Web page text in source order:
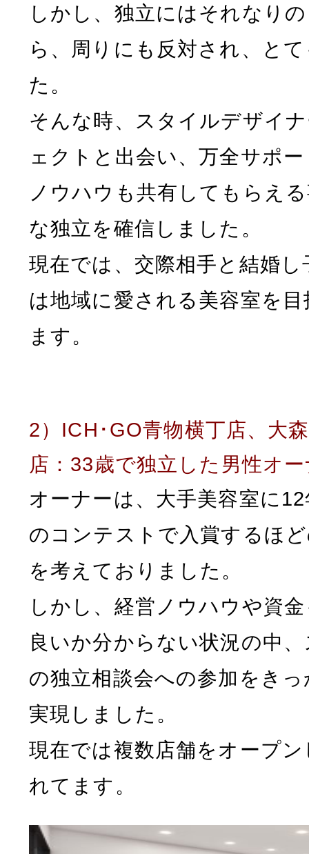
しかし、独立にはそれなり
ら、周りにも反対され、と
た。
そんな時、スタイルデザイ
ェクトと出会い、万全サポ
ノウハウも共有してもらえ
な独立を確信しました。
現在では、交際相手と結婚
は地域に愛される美容室を
ます。
2）ICH･GO青物横丁店、大
店：33歳で独立した男性オ
オーナーは、大手美容室に
のコンテストで入賞するほ
を考えておりました。
しかし、経営ノウハウや資
良いか分からない状況の中
の独立相談会への参加をき
実現しました。
現在では複数店舗をオープ
れてます。